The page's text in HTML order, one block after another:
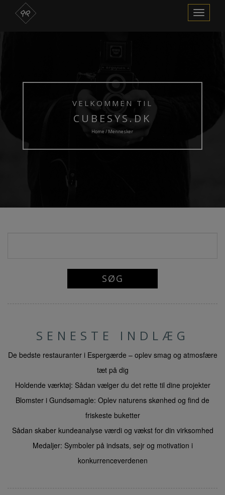
Skift
navigation
VELKOMMEN TIL
CUBESYS.DK
Home / Mennesker
SENESTE INDLÆG
De bedste restauranter i Espergærde – oplev smag og atmosfære
tæt på dig
Holdende værktøj: Sådan vælger du det rette til dine projekter
Blomster i Gundsømagle: Oplev naturens skønhed og find de
friskeste buketter
Sådan skaber kundeanalyse værdi og vækst for din virksomhed
Medaljer: Symboler på indsats, sejr og motivation i
konkurrenceverdenen